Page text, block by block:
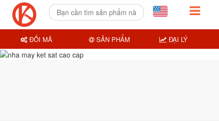
ĐỔI MÃ SẢN PHẨM ĐẠI LÝ